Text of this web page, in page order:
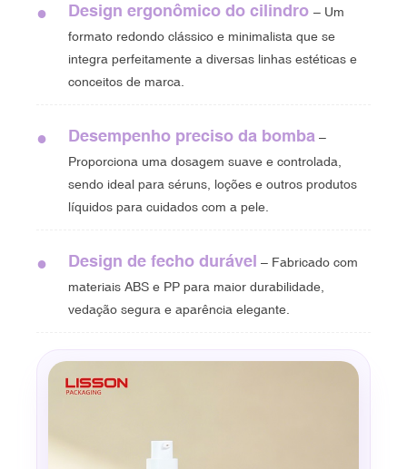
● Design ergonômico do cilindro – Um
formato redondo clássico e minimalista que se
integra perfeitamente a diversas linhas estéticas e
conceitos de marca.
● Desempenho preciso da bomba –
Proporciona uma dosagem suave e controlada,
sendo ideal para séruns, loções e outros produtos
líquidos para cuidados com a pele.
● Design de fecho durável – Fabricado com
materiais ABS e PP para maior durabilidade,
vedação segura e aparência elegante.